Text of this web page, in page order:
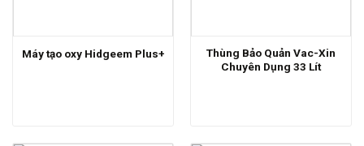
Máy tạo oxy Hidgeem Plus+
Thùng Bảo Quản Vac-Xin
Chuyên Dụng 33 Lít